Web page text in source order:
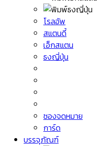
โรลอัพ
สแตนดี้
เอ็กสแตน
ธงญี่ปุ่น
ซองจดหมาย
การ์ด
บรรจุภัณฑ์